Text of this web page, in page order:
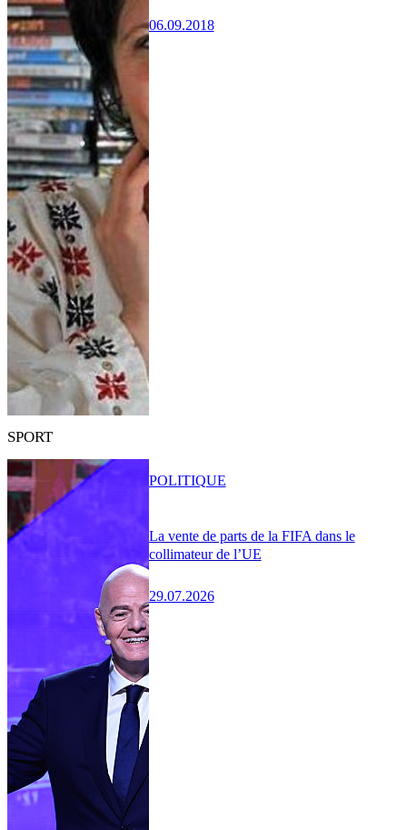
06.09.2018
SPORT
La vente de parts de la FIFA dans le
collimateur de l’UE
29.07.2026
POLITIQUE